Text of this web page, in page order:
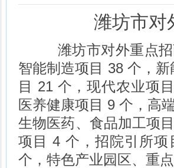
潍坊市对
潍坊市对外重点招商
智能制造项目 38 个，
目 21 个，现代农业项
医养健康项目 9 个，高
生物医药、食品加工项
项目 4 个，招院引所
个，特色产业园区、重